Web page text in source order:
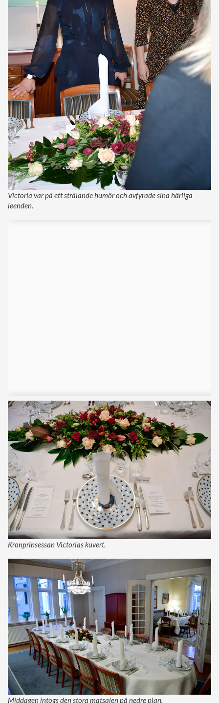
Victoria var på ett strålande humör och avfyrade sina härliga
leenden.
Kronprinsessan Victorias kuvert.
Middagen intogs den stora matsalen på nedre plan.